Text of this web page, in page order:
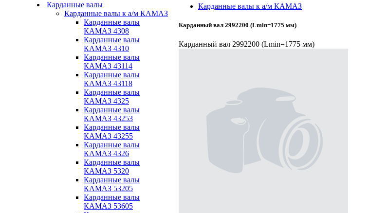
Карданные валы
Карданные валы к а/м КАМАЗ
Карданные валы
КАМАЗ 4308
Карданные валы
КАМАЗ 4310
Карданные валы
КАМАЗ 43114
Карданные валы
КАМАЗ 43118
Карданные валы
КАМАЗ 4325
Карданные валы
КАМАЗ 43253
Карданные валы
КАМАЗ 43255
Карданные валы
КАМАЗ 4326
Карданные валы
КАМАЗ 5320
Карданные валы
КАМАЗ 53205
Карданные валы
КАМАЗ 53605
Карданные валы к а/м КАМАЗ
Карданный вал 2992200 (Lmin=1775 мм)
Карданный вал 2992200 (Lmin=1775 мм)